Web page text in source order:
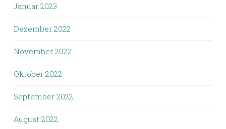
Januar 2023
Dezember 2022
November 2022
Oktober 2022
September 2022
August 2022